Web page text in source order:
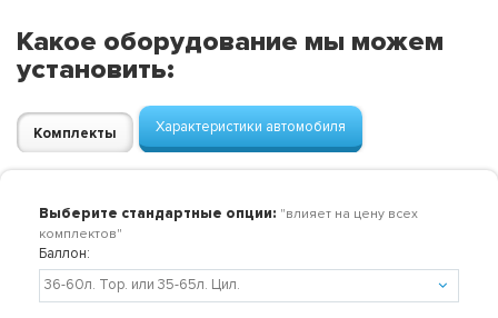
Какое оборудование мы можем
установить:
Комплекты Характеристики автомобиля
Выберите стандартные опции: "влияет на цену всех
комплектов"
Баллон: